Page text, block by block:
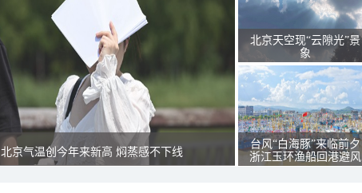
北京气温创今年来新高 焖蒸感不下线
北京天空现“云隙光”景
象
台风“白海豚”来临前夕
浙江玉环渔船回港避风